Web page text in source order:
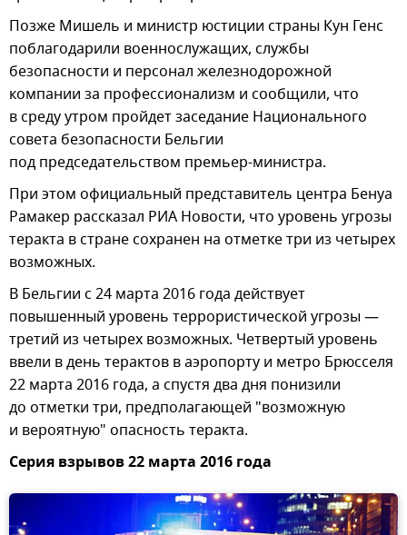
Позже Мишель и министр юстиции страны Кун Генс
поблагодарили военнослужащих, службы
безопасности и персонал железнодорожной
компании за профессионализм и сообщили, что
в среду утром пройдет заседание Национального
совета безопасности Бельгии
под председательством премьер-министра.
При этом официальный представитель центра Бенуа
Рамакер рассказал РИА Новости, что уровень угрозы
теракта в стране сохранен на отметке три из четырех
возможных.
В Бельгии с 24 марта 2016 года действует
повышенный уровень террористической угрозы —
третий из четырех возможных. Четвертый уровень
ввели в день терактов в аэропорту и метро Брюсселя
22 марта 2016 года, а спустя два дня понизили
до отметки три, предполагающей "возможную
и вероятную" опасность теракта.
Серия взрывов 22 марта 2016 года